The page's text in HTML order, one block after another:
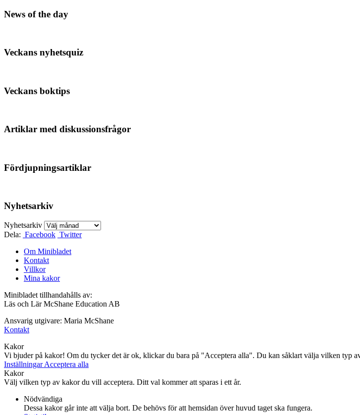
News of the day
Veckans nyhetsquiz
Veckans boktips
Artiklar med diskussionsfrågor
Fördjupningsartiklar
Nyhetsarkiv
Nyhetsarkiv
Dela: Facebook Twitter
Om Minibladet
Kontakt
Villkor
Mina kakor
Minibladet tillhandahålls av:
Läs och Lär McShane Education AB
Ansvarig utgivare: Maria McShane
Kontakt
Kakor
Vi bjuder på kakor! Om du tycker det är ok, klickar du bara på "Acceptera alla". Du kan såklart välja vilken typ
InställningarAcceptera alla
Kakor
Välj vilken typ av kakor du vill acceptera. Ditt val kommer att sparas i ett år.
Nödvändiga
Dessa kakor går inte att välja bort. De behövs för att hemsidan över huvud taget ska fungera.